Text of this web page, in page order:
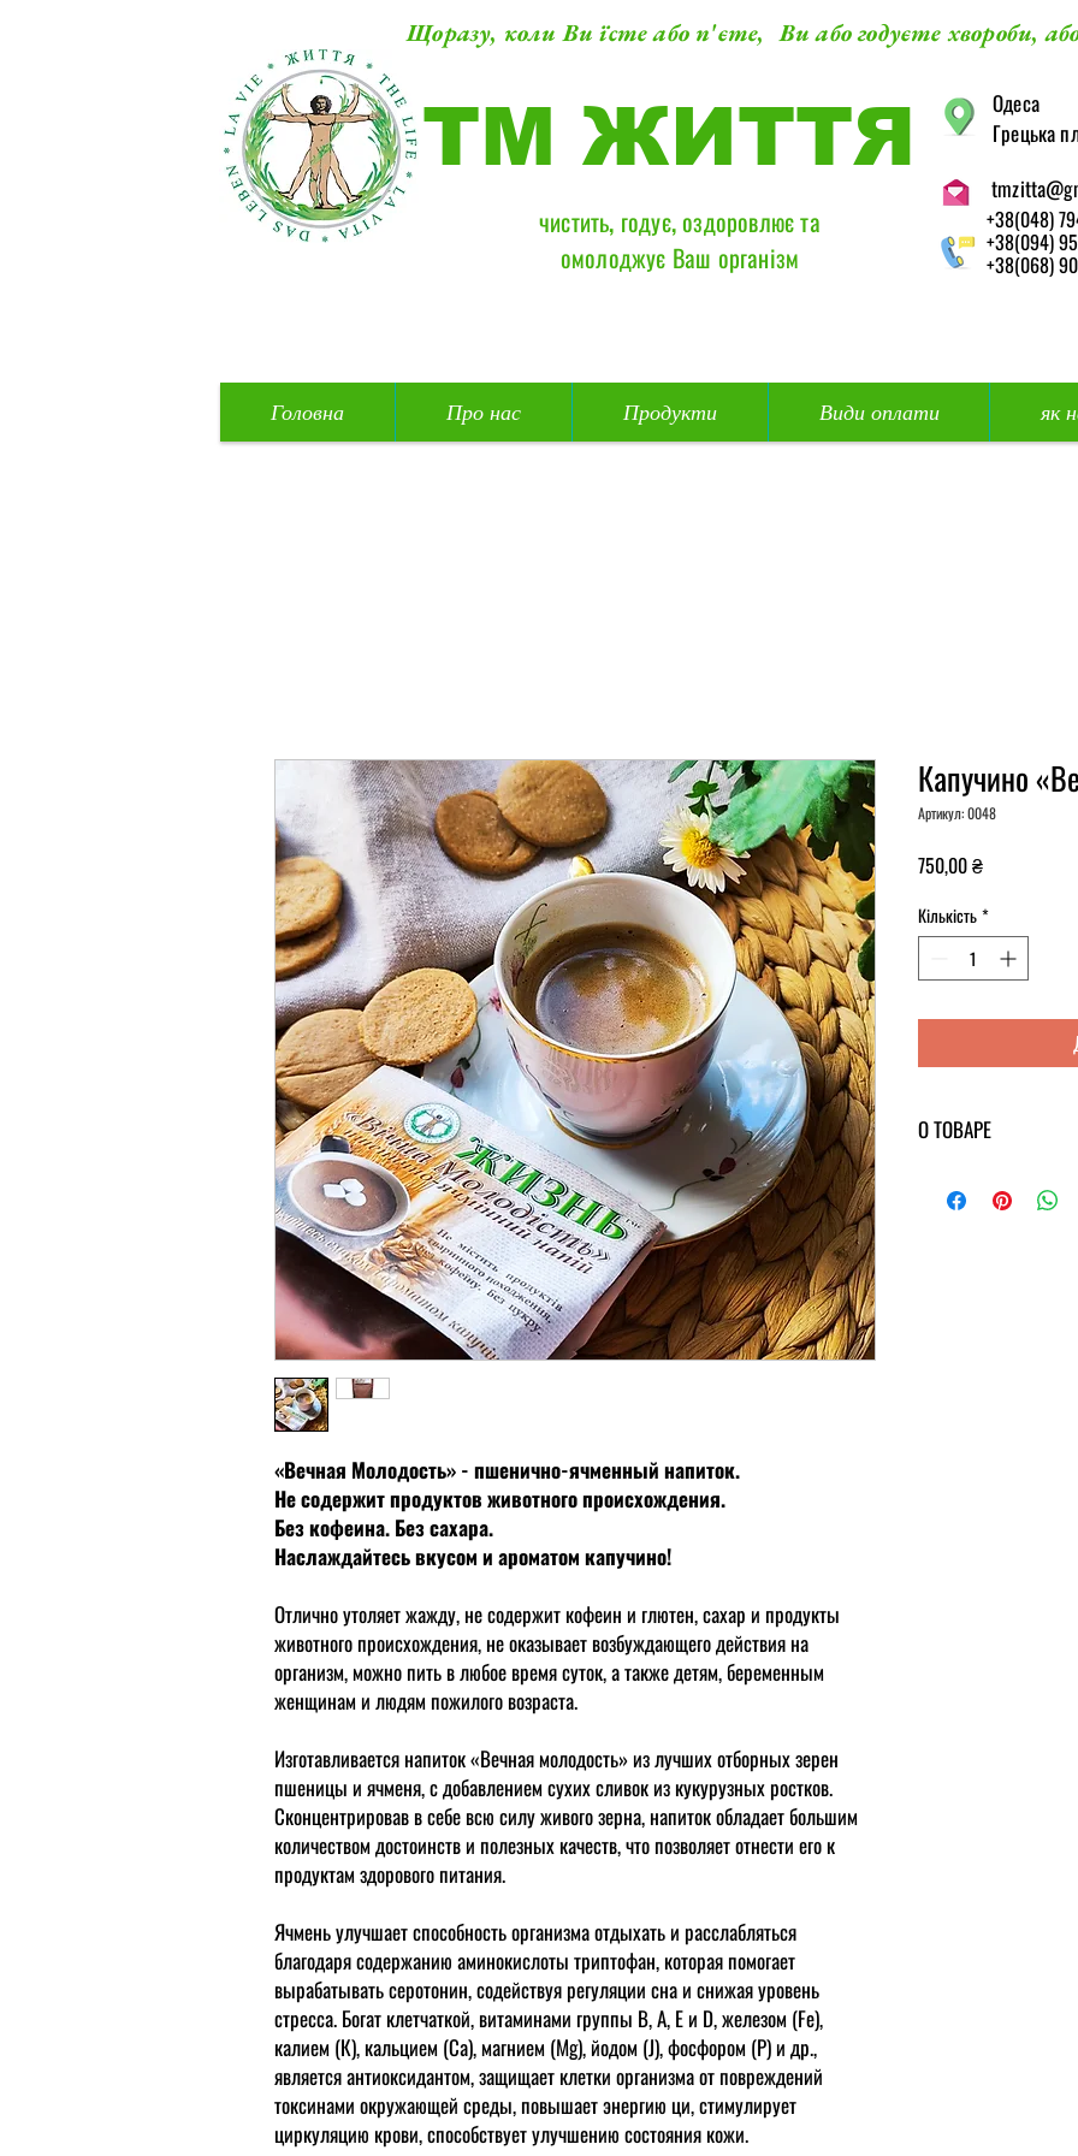
Щоразу, коли Ви їсте або п'єте, Ви або годуєте хвороби,
ТМ ЖИТТЯ
чистить, годує, оздоровлює та
омолоджує Ваш організм
​Одеса
Грецька
+38(048)
+38(094)
+38(068)
Головна Про нас Продукти Види оплати як
«Вечная Молодость» - пшенично-ячменный напиток.
Не содержит продуктов животного происхождения.
Без кофеина. Без сахара.
Наслаждайтесь вкусом и ароматом капучино!
Отлично утоляет жажду, не содержит кофеин и глютен, сахар и продукты
животного происхождения, не оказывает возбуждающего действия на
организм, можно пить в любое время суток, а также детям, беременным
женщинам и людям пожилого возраста.
Изготавливается напиток «Вечная молодость» из лучших отборных зерен
пшеницы и ячменя, с добавлением сухих сливок из кукурузных ростков.
Сконцентрировав в себе всю силу живого зерна, напиток обладает большим
количеством достоинств и полезных качеств, что позволяет отнести его к
продуктам здорового питания.
Ячмень улучшает способность организма отдыхать и расслабляться
благодаря содержанию аминокислоты триптофан, которая помогает
вырабатывать серотонин, содействуя регуляции сна и снижая уровень
стресса. Богат клетчаткой, витаминами группы В, А, Е и D, железом (Fe),
калием (К), кальцием (Са), магнием (Mg), йодом (J), фосфором (Р) и др.,
является антиоксидантом, защищает клетки организма от повреждений
токсинами окружающей среды, повышает энергию ци, стимулирует
циркуляцию крови, способствует улучшению состояния кожи.
Капучино
Артикул: 0048
750,00 ₴Ціна
Кількість*
О ТОВАРЕ
Условия хранения: